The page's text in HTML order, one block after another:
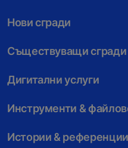
Нови сгради
Съществуващи сгради
Дигитални услуги
Инструменти &
Истории & референции